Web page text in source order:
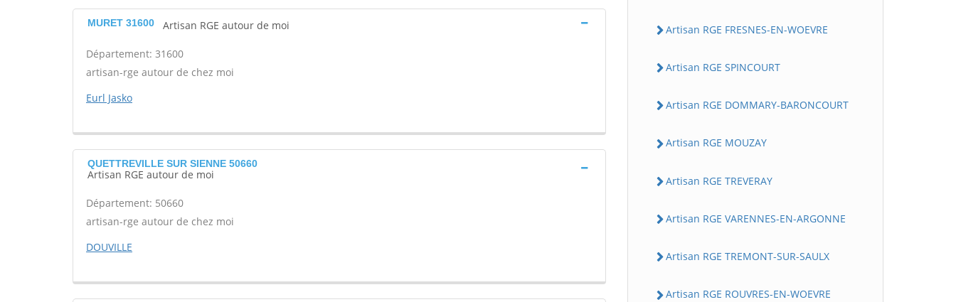
MURET 31600 Artisan RGE autour de moi
Département: 31600
artisan-rge autour de chez moi
Eurl Jasko
QUETTREVILLE SUR SIENNE 50660
Artisan RGE autour de moi
Département: 50660
artisan-rge autour de chez moi
DOUVILLE
Artisan RGE FRESNES-EN-WOEVRE
Artisan RGE SPINCOURT
Artisan RGE DOMMARY-BARONCOURT
Artisan RGE MOUZAY
Artisan RGE TREVERAY
Artisan RGE VARENNES-EN-ARGONNE
Artisan RGE TREMONT-SUR-SAULX
Artisan RGE ROUVRES-EN-WOEVRE